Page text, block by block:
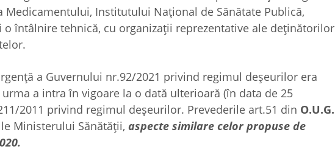
Institutului Național de Sănătate Publică,
întâlnire tehnică, cu organizații reprezentative ale deținătorilor
a Guvernului nr.92/2021 privind regimul deșeurilor era
a intra în vigoare la o dată ulterioară (în data de 25
2011 privind regimul deșeurilor. Prevederile art.51 din O.U.G.
Ministerului Sănătății, aspecte similare celor propuse de